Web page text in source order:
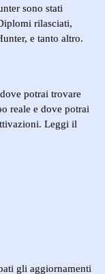
sono stati
rilasciati,
e tanto altro.
potrai trovare
reale e dove potrai
Leggi il
gli aggiornamenti